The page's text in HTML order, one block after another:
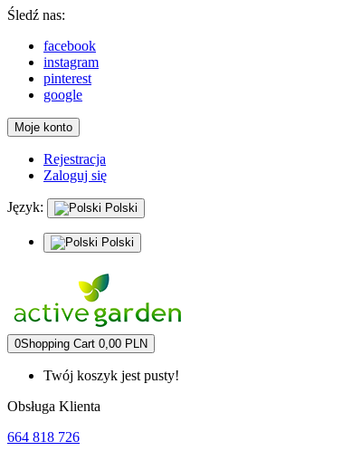
Śledź nas:
facebook
instagram
pinterest
google
Moje konto
Rejestracja
Zaloguj się
Język: Polski
Polski
0Shopping Cart 0,00 PLN
Twój koszyk jest pusty!
Obsługa Klienta
664 818 726